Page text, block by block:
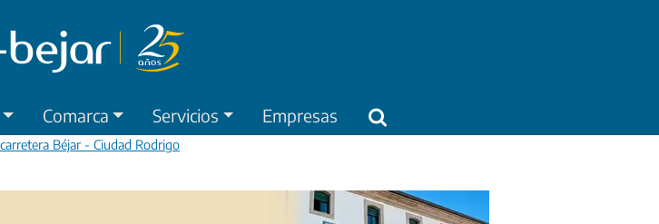
Comarca Servicios Empresas
Béjar - Ciudad Rodrigo